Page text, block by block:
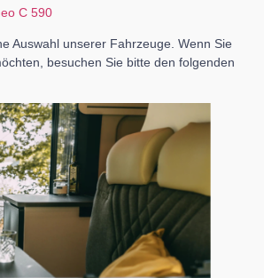
C 590
Auswahl unserer Fahrzeuge. Wenn Sie
besuchen Sie bitte den folgenden